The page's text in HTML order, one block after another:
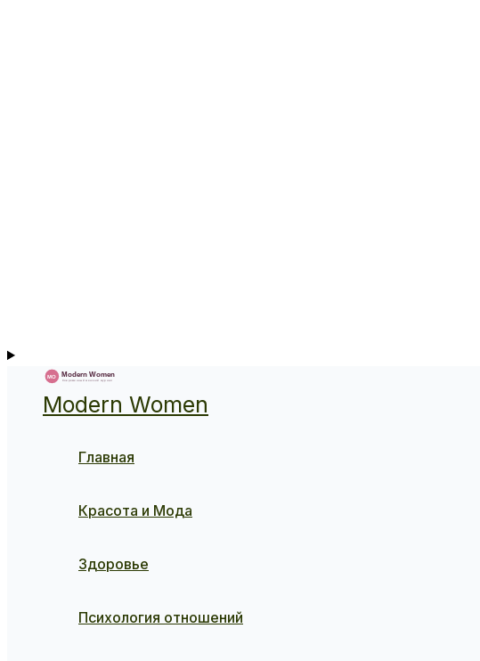
Modern Women
Главная
Красота и Мода
Здоровье
Психология отношений